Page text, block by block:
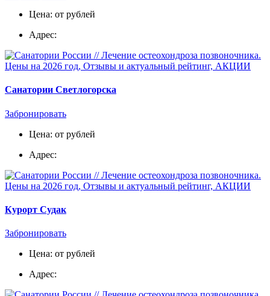
Цена: от рублей
Адрес:
Санатории Светлогорска
Забронировать
Цена: от рублей
Адрес:
Курорт Судак
Забронировать
Цена: от рублей
Адрес: